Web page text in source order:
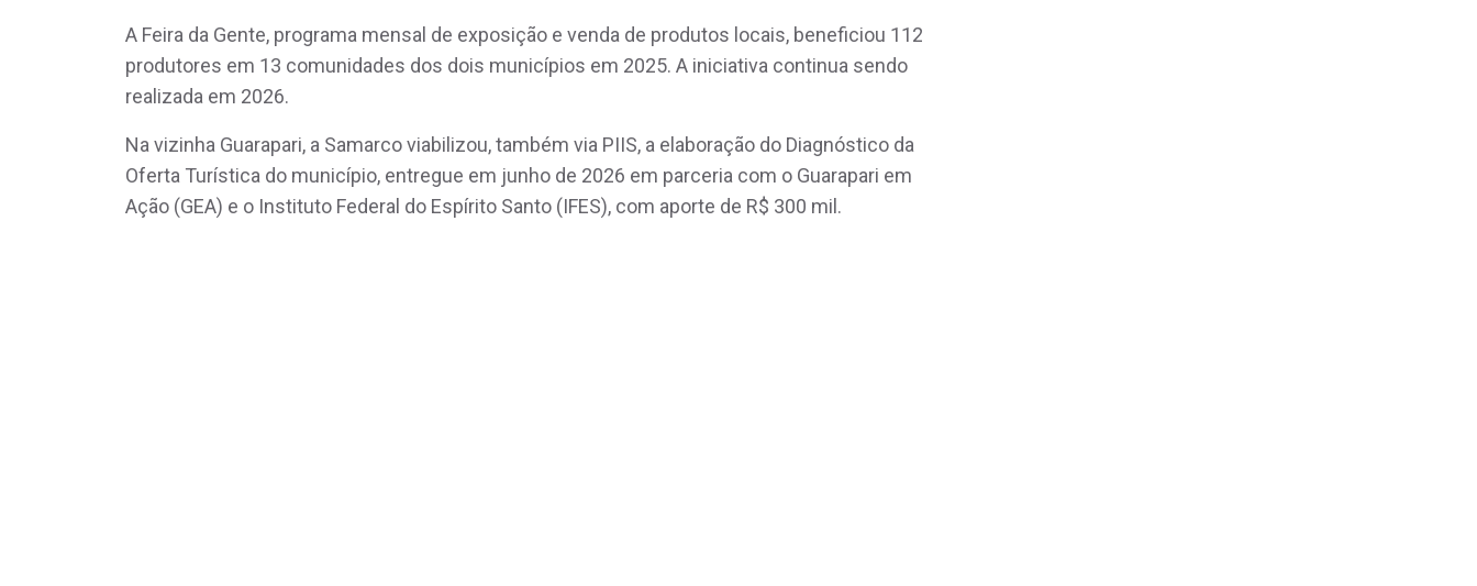
A Feira da Gente, programa mensal de exposição e venda de produtos locais, beneficiou 112
produtores em 13 comunidades dos dois municípios em 2025. A iniciativa continua sendo
realizada em 2026.
Na vizinha Guarapari, a Samarco viabilizou, também via PIIS, a elaboração do Diagnóstico da
Oferta Turística do município, entregue em junho de 2026 em parceria com o Guarapari em
Ação (GEA) e o Instituto Federal do Espírito Santo (IFES), com aporte de R$ 300 mil.